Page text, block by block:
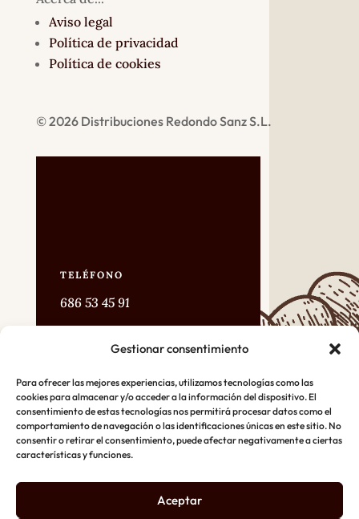
Gestionar consentimiento
Para ofrecer las mejores experiencias, utilizamos tecnologías como las
cookies para almacenar y/o acceder a la información del dispositivo. El
consentimiento de estas tecnologías nos permitirá procesar datos como el
comportamiento de navegación o las identificaciones únicas en este sitio. No
consentir o retirar el consentimiento, puede afectar negativamente a ciertas
características y funciones.
Aceptar
Aviso legal
Política de privacidad
Política de cookies
© 2026 Distribuciones Redondo Sanz S.L.
TELÉFONO
686 53 45 91
DIRECCIÓN
C/ Pirita Nº25 Valladolid
CORREO
vsdiez@hotmail.com